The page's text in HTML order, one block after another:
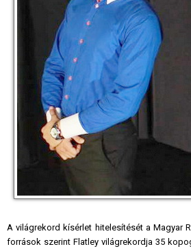
A világrekord kísérlet hitelesítését a Magyar
források szerint Flatley világrekordja 35